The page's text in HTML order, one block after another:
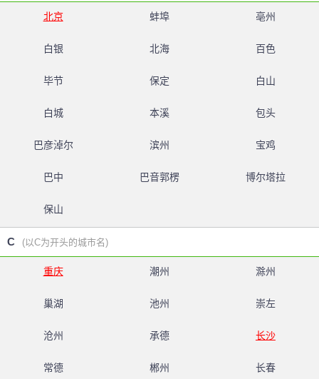
北京 蚌埠 亳州
白银 北海 百色
毕节 保定 白山
白城 本溪 包头
巴彦淖尔 滨州 宝鸡
巴中 巴音郭楞 博尔塔拉
保山
C (以C为开头的城市名)
重庆 潮州 滁州
巢湖 池州 崇左
沧州 承德 长沙
常德 郴州 长春